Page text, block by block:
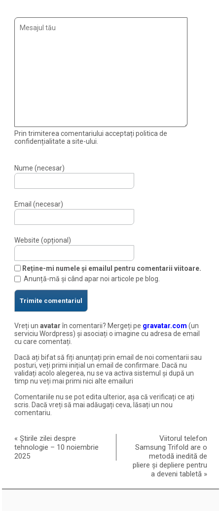
Prin trimiterea comentariului acceptați politica de
confidențialitate a site-ului.
Nume (necesar)
Email (necesar)
Website (opțional)
Reține-mi numele și emailul pentru comentarii viitoare.
Anunță-mă și când apar noi articole pe blog.
Vreți unavatarîn comentarii? Mergeți pe gravatar.com (un
serviciu Wordpress) și asociați o imagine cu adresa de email
cu care comentați.
Dacă ați bifat să fiți anunțați prin email de noi comentarii sau
posturi, veți primi inițial un email de confirmare. Dacă nu
validați acolo alegerea, nu se va activa sistemul și după un
timp nu veți mai primi nici alte emailuri
Comentariile nu se pot edita ulterior, așa că verificați ce ați
scris. Dacă vreți să mai adăugați ceva, lăsați un nou
comentariu.
«Știrile zilei despre
tehnologie – 10 noiembrie
2025
Viitorul telefon
Samsung Trifold are o
metodă inedită de
pliere și depliere pentru
a deveni tabletă »